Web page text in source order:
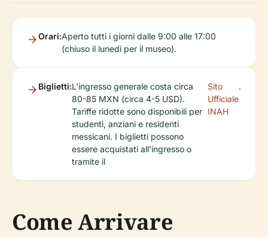
Orari:Aperto tutti i giorni dalle 9:00 alle 17:00
(chiuso il lunedì per il museo).
Biglietti:L'ingresso generale costa circa
80-85 MXN (circa 4-5 USD).
Tariffe ridotte sono disponibili per
studenti, anziani e residenti
messicani. I biglietti possono
essere acquistati all'ingresso o
tramite il
Sito
Ufficiale
INAH
.
Come Arrivare